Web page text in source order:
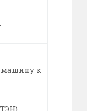
к